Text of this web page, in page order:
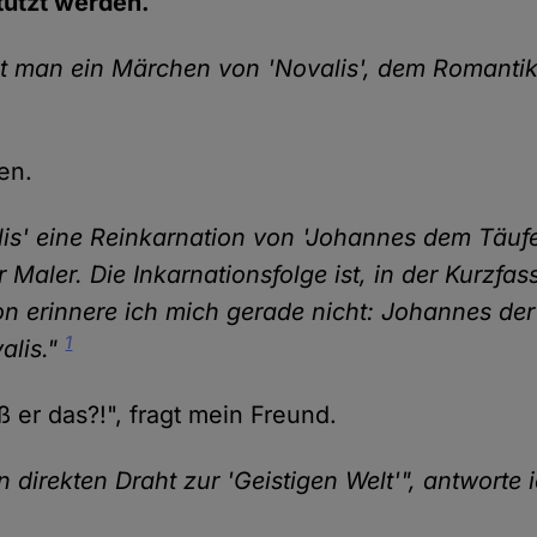
man ein Märchen von 'Novalis', dem
eine Reinkarnation von 'Johannes dem
Maler. Die Inkarnationsfolge ist, in der
erinnere ich mich gerade nicht: Johannes
1
er das?!", fragt mein Freund.
direkten Draht zur 'Geistigen Welt'", antworte